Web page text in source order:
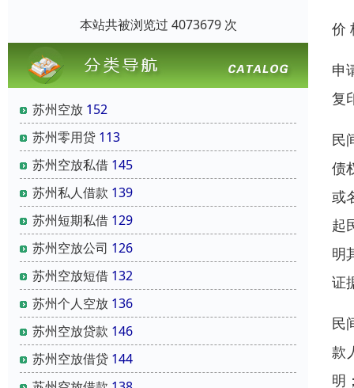
本站共被浏览过 4073679 次
苏州空放 152
苏州零用贷 113
苏州空放私借 145
苏州私人借款 139
苏州短期私借 129
苏州空放公司 126
苏州空放短借 132
苏州个人空放 136
苏州空放贷款 146
苏州空放借贷 144
价
申
复
民
债
或
起
明
证
民
款
明